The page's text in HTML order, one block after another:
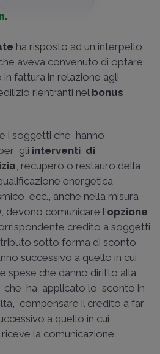
ha risposto ad un interpello
aveva convenuto di optare
fattura in relazione agli
rientranti nel bonus
i soggetti che hanno
gli interventi di
, recupero o restauro della
energetica
ecc., anche nella misura
devono comunicare l'opzione
credito a soggetti
sotto forma di sconto
successivo a quello in cui
spese che danno diritto alla
che ha applicato lo sconto in
compensare il credito a far
a quello in cui
la comunicazione.